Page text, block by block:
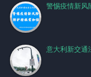
警惕疫情新风
意大利新交通